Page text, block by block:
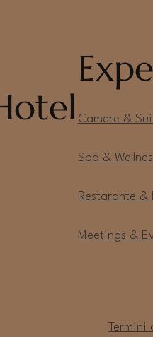
Camere &
Spa &
Restarante &
Meetings &
Termini